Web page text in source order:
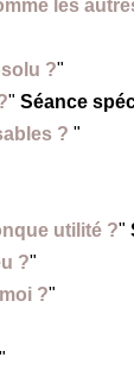
les
?"
" Séance
? "
utilité ?"
?"
?"
"